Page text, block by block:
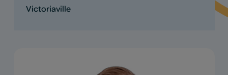
Victoriaville